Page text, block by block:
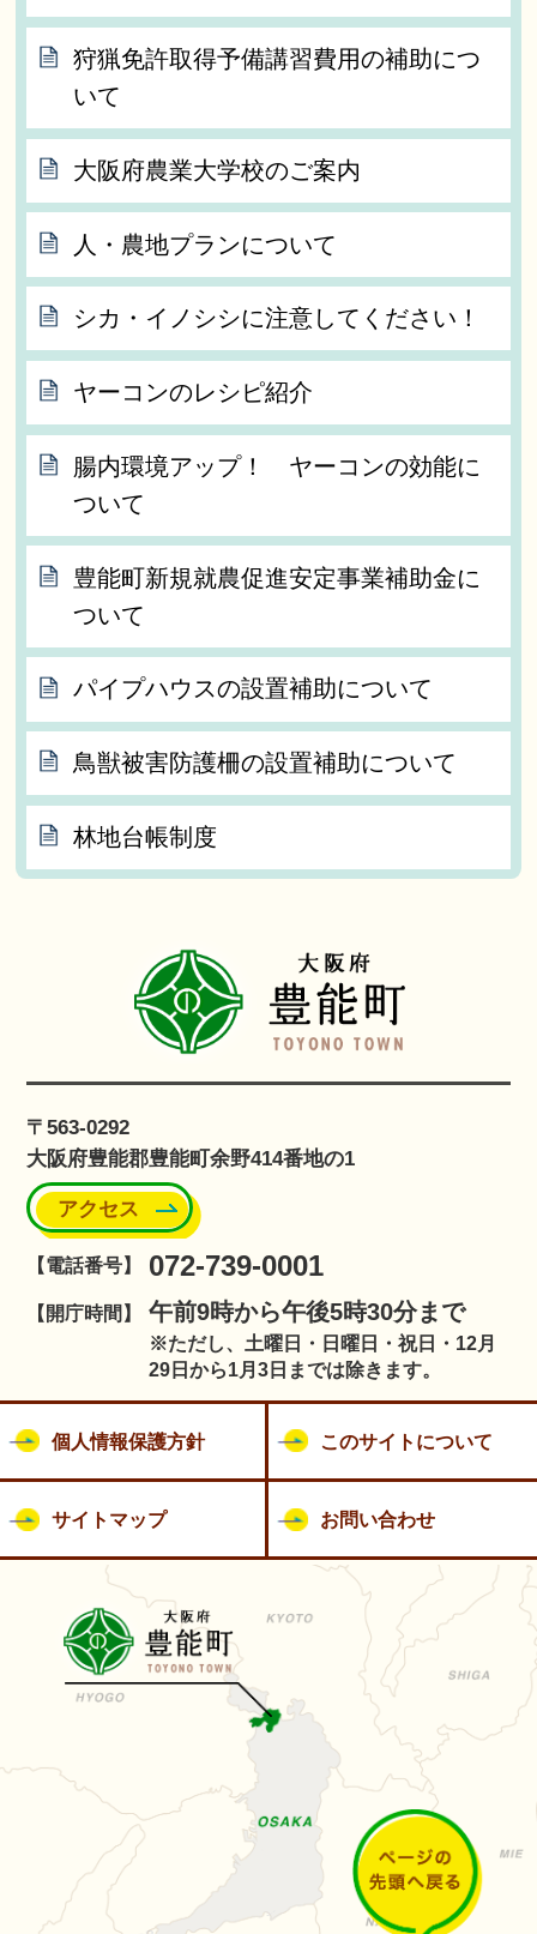
狩猟免許取得予備講習費用の補助につ
いて
大阪府農業大学校のご案内
人・農地プランについて
シカ・イノシシに注意してください！
ヤーコンのレシピ紹介
腸内環境アップ！ ヤーコンの効能に
ついて
豊能町新規就農促進安定事業補助金に
ついて
パイプハウスの設置補助について
鳥獣被害防護柵の設置補助について
林地台帳制度
〒563-0292
大阪府豊能郡豊能町余野414番地の1
アクセス
【電話番号】 072-739-0001
【開庁時間】 午前9時から午後5時30分まで
※ただし、土曜日・日曜日・祝日・12月
29日から1月3日までは除きます。
個人情報保護方針 このサイトについて
サイトマップ お問い合わせ